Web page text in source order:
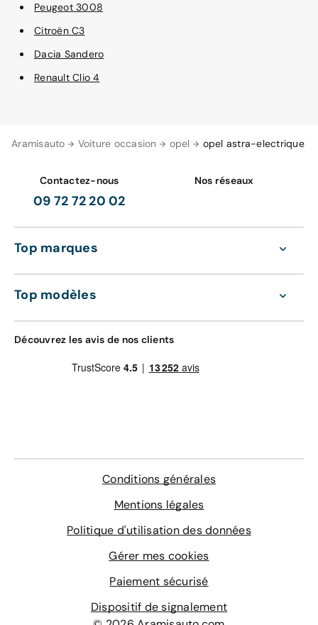
Aramisauto Voiture occasion opel opel astra-electrique
Peugeot 3008
Citroën C3
Dacia Sandero
Renault Clio 4
Contactez-nous
09 72 72 20 02
Nos réseaux
Top marques
Top modèles
Découvrez les avis de nos clients
Conditions générales
Mentions légales
Politique d'utilisation des données
Gérer mes cookies
Paiement sécurisé
Dispositif de signalement